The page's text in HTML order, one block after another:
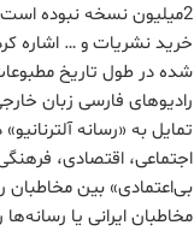
2میلیون نسخه نبوده
خرید نشریات و … اشاره
شده در طول تاریخ
رادیوهای فارسی زبان
تمایل به «رسانه
اجتماعی، اقتصادی،
بی‌اعتمادی» بین
مخاطبان ایرانی یا